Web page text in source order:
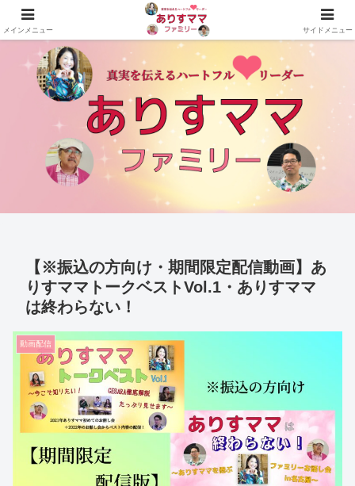
真実を伝えるハートフルリーダーありすママファミリーの公式サイト
【※振込の方向け・期間限定配信動画】あ
りすママトークベストVol.1・ありすママ
は終わらない！
動画配信
メインメニュー サイドメニュー